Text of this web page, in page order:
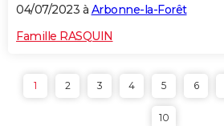
04/07/2023 à Arbonne-la-Forêt
Famille RASQUIN
1 2 3 4 5 6
10